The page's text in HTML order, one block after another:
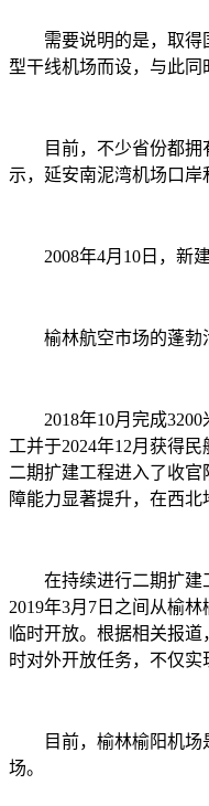
需要说明的是，取得国
型干线机场而设，与此同
目前，不少省份都拥有
示，延安南泥湾机场口岸
2008年4月10日，新建
榆林航空市场的蓬勃活
2018年10月完成3200
工并于2024年12月获得
二期扩建工程进入了收
障能力显著提升，在西北
在持续进行二期扩建工
2019年3月7日之间从榆
临时开放。根据相关报
时对外开放任务，不仅实
目前，榆林榆阳机场是
场。